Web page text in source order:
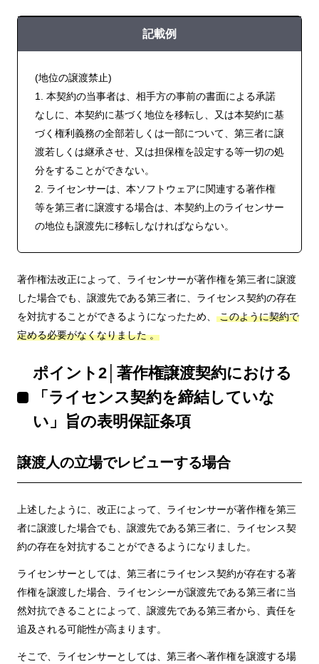
記載例
(地位の譲渡禁止)
1. 本契約の当事者は、相手方の事前の書面による承諾
なしに、本契約に基づく地位を移転し、又は本契約に基
づく権利義務の全部若しくは一部について、第三者に譲
渡若しくは継承させ、又は担保権を設定する等一切の処
分をすることができない。
2. ライセンサーは、本ソフトウェアに関連する著作権
等を第三者に譲渡する場合は、本契約上のライセンサー
の地位も譲渡先に移転しなければならない。
著作権法改正によって、ライセンサーが著作権を第三者に譲渡
した場合でも、譲渡先である第三者に、ライセンス契約の存在
を対抗することができるようになったため、 このように契約で
定める必要がなくなりました 。
ポイント2│著作権譲渡契約における
「ライセンス契約を締結していな
い」旨の表明保証条項
譲渡人の立場でレビューする場合
上述したように、改正によって、ライセンサーが著作権を第三
者に譲渡した場合でも、譲渡先である第三者に、ライセンス契
約の存在を対抗することができるようになりました。
ライセンサーとしては、第三者にライセンス契約が存在する著
作権を譲渡した場合、ライセンシーが譲渡先である第三者に当
然対抗できることによって、譲渡先である第三者から、責任を
追及される可能性が高まります。
そこで、ライセンサーとしては、第三者へ著作権を譲渡する場